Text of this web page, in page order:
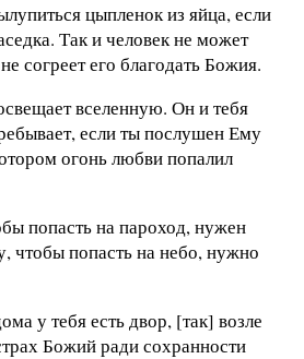
цыпленок из яйца, если
Так и человек не может
согреет его благодать Божия.
вселенную. Он и тебя
если ты послушен Ему
огонь любви попалил
попасть на пароход, нужен
чтобы попасть на небо, нужно
у тебя есть двор, [так] возле
Божий ради сохранности